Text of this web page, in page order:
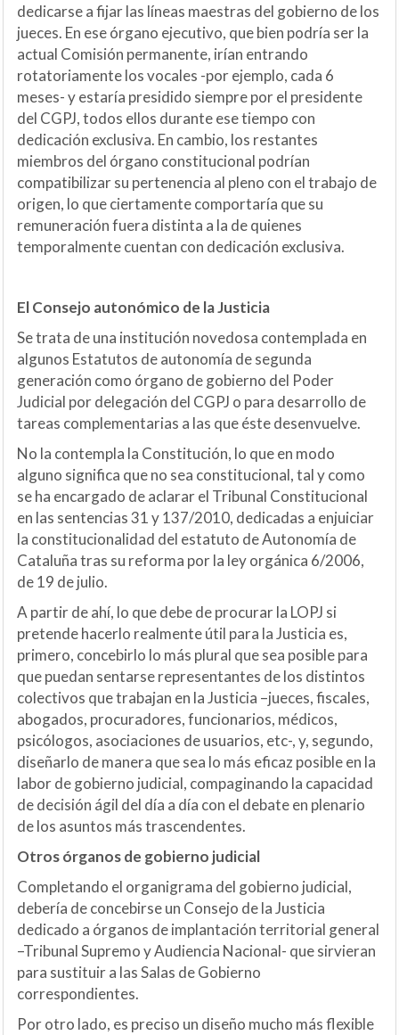
dedicarse a fijar las líneas maestras del gobierno de los
jueces. En ese órgano ejecutivo, que bien podría ser la
actual Comisión permanente, irían entrando
rotatoriamente los vocales -por ejemplo, cada 6
meses- y estaría presidido siempre por el presidente
del CGPJ, todos ellos durante ese tiempo con
dedicación exclusiva. En cambio, los restantes
miembros del órgano constitucional podrían
compatibilizar su pertenencia al pleno con el trabajo de
origen, lo que ciertamente comportaría que su
remuneración fuera distinta a la de quienes
temporalmente cuentan con dedicación exclusiva.
El Consejo autonómico de la Justicia
Se trata de una institución novedosa contemplada en
algunos Estatutos de autonomía de segunda
generación como órgano de gobierno del Poder
Judicial por delegación del CGPJ o para desarrollo de
tareas complementarias a las que éste desenvuelve.
No la contempla la Constitución, lo que en modo
alguno significa que no sea constitucional, tal y como
se ha encargado de aclarar el Tribunal Constitucional
en las sentencias 31 y 137/2010, dedicadas a enjuiciar
la constitucionalidad del estatuto de Autonomía de
Cataluña tras su reforma por la ley orgánica 6/2006,
de 19 de julio.
A partir de ahí, lo que debe de procurar la LOPJ si
pretende hacerlo realmente útil para la Justicia es,
primero, concebirlo lo más plural que sea posible para
que puedan sentarse representantes de los distintos
colectivos que trabajan en la Justicia –jueces, fiscales,
abogados, procuradores, funcionarios, médicos,
psicólogos, asociaciones de usuarios, etc-, y, segundo,
diseñarlo de manera que sea lo más eficaz posible en la
labor de gobierno judicial, compaginando la capacidad
de decisión ágil del día a día con el debate en plenario
de los asuntos más trascendentes.
Otros órganos de gobierno judicial
Completando el organigrama del gobierno judicial,
debería de concebirse un Consejo de la Justicia
dedicado a órganos de implantación territorial general
–Tribunal Supremo y Audiencia Nacional- que sirvieran
para sustituir a las Salas de Gobierno
correspondientes.
Por otro lado, es preciso un diseño mucho más flexible